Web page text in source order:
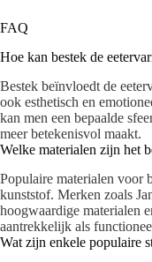
FAQ
Hoe kan bestek de
Bestek beïnvloedt de
ook esthetisch en
kan men een bepaalde
meer betekenisvol maakt.
Welke materialen zijn het
Populaire materialen voor
kunststof. Merken zoals
hoogwaardige materialen
aantrekkelijk als
Wat zijn enkele populaire